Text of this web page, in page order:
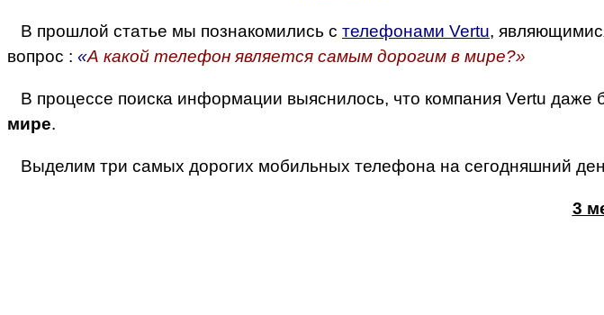
В прошлой статье мы познакомились с телефонами Vertu,
вопрос : «А какой телефон является самым дорогим в мире?»
В процессе поиска информации выяснилось, что компания Vertu даже
мире.
Выделим три самых дорогих мобильных телефона на сегодняшний
3